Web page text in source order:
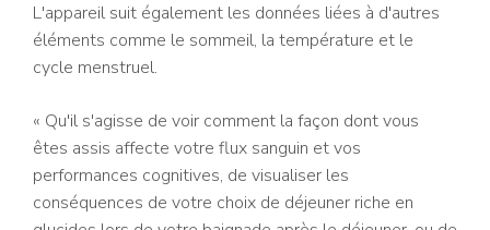
L'appareil suit également les données liées à d'autres
éléments comme le sommeil, la température et le
cycle menstruel.
« Qu'il s'agisse de voir comment la façon dont vous
êtes assis affecte votre flux sanguin et vos
performances cognitives, de visualiser les
conséquences de votre choix de déjeuner riche en